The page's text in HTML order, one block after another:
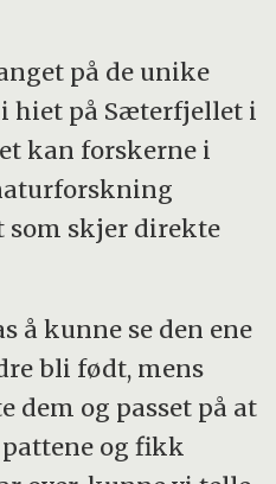
på de unike
hiet på Sæterfjellet i
kan forskerne i
som skjer direkte
å kunne se den ene
bli født, mens
dem og passet på at
og fikk